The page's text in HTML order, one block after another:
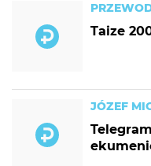
Taize
JÓZEF